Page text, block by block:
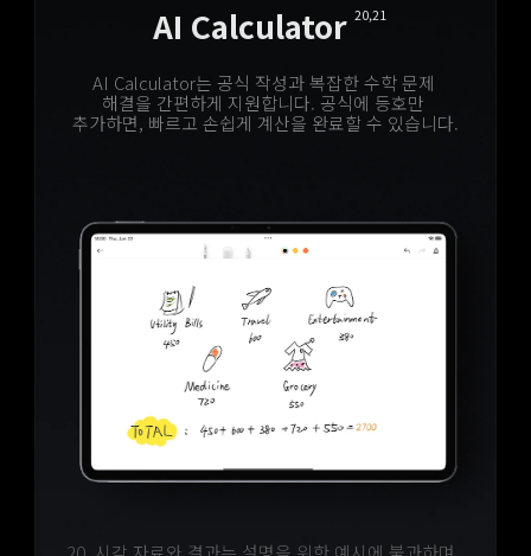
AI Art 15
Xiaomi의 최첨단 독자 AIGC 및 클라우드 컴퓨팅
기술로, 간단한 스케치를 완성도 높은 이미지로
구현할 수 있습니다.
AI Writing 16,17
더 깊이 정리하고, 더 스마트하게 소통하세요. AI가
브레인스토밍, 요약, 어조 조정을 지원해 다양한
앱에서 글쓰기 경험을 향상합니다.
AI Translate
Conversation
언어 자동 감지와 실시간 번역으로 전 세계와
자연스럽게 소통할 수 있습니다. 대면 대화에서도 언어
AI Calculator 20,21
AI Calculator는 공식 작성과 복잡한 수학 문제
해결을 간편하게 지원합니다. 공식에 등호만
추가하면, 빠르고 손쉽게 계산을 완료할 수 있습니다.